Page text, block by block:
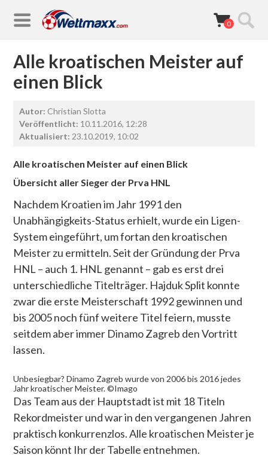
0
Alle kroatischen Meister auf
einen Blick
Autor: Christian Slotta
Veröffentlicht: 10.11.2016, 12:28
Aktualisiert: 23.10.2019, 10:02
Alle kroatischen Meister auf einen Blick
Übersicht aller Sieger der Prva HNL
Nachdem Kroatien im Jahr 1991 den
Unabhängigkeits-Status erhielt, wurde ein Ligen-
System eingeführt, um fortan den kroatischen
Meister zu ermitteln. Seit der Gründung der Prva
HNL – auch 1. HNL genannt – gab es erst drei
unterschiedliche Titelträger. Hajduk Split konnte
zwar die erste Meisterschaft 1992 gewinnen und
bis 2005 noch fünf weitere Titel feiern, musste
seitdem aber immer Dinamo Zagreb den Vortritt
lassen.
Unbesiegbar? Dinamo Zagreb wurde von 2006 bis 2016 jedes
Jahr kroatischer Meister. ©Imago
Das Team aus der Hauptstadt ist mit 18 Titeln
Rekordmeister und war in den vergangenen Jahren
praktisch konkurrenzlos. Alle kroatischen Meister je
Saison könnt Ihr der Tabelle entnehmen.